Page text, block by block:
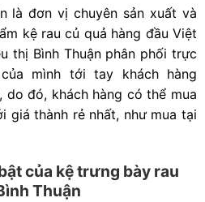
là đơn vị chuyên sản xuất và
kệ rau củ quả hàng đầu Việt
thị Bình Thuận phân phối trực
mình tới tay khách hàng
do đó, khách hàng có thể mua
giá thành rẻ nhất, như mua tại
của kệ trưng bày rau
Thuận